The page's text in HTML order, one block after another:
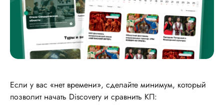
Если у вас «нет времени», сделайте минимум, который
позволит начать Discovery и сравнить КП: